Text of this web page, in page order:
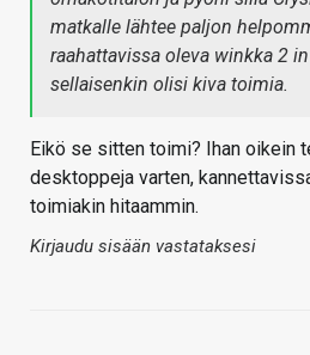
matkalle lähtee paljon
raahattavissa oleva winkka 2
sellaisenkin olisi kiva toimia.
Eikö se sitten toimi? Ihan oikein
desktoppeja varten,
toimiakin hitaammin.
Kirjaudu sisään vastataksesi